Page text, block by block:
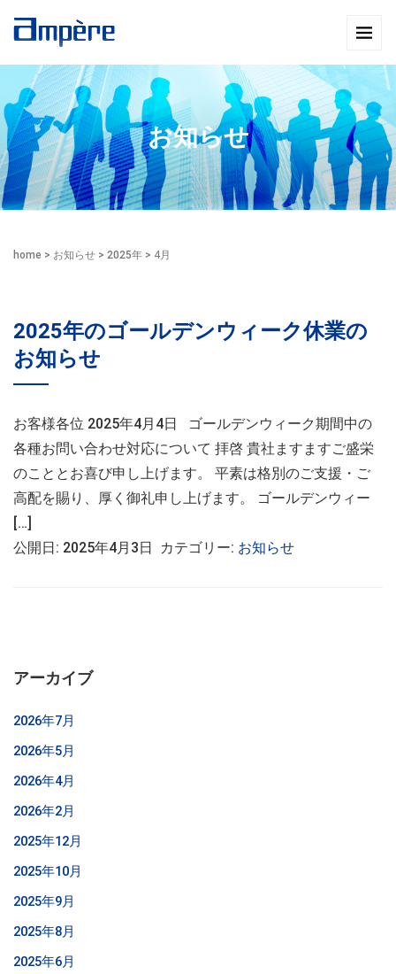
お知らせ
home > お知らせ > 2025年 > 4月
2025年のゴールデンウィーク休業の
お知らせ
お客様各位 2025年4月4日 ゴールデンウィーク期間中の
各種お問い合わせ対応について 拝啓 貴社ますますご盛栄
のこととお喜び申し上げます。 平素は格別のご支援・ご
高配を賜り、厚く御礼申し上げます。 ゴールデンウィー
[…]
公開日: 2025年4月3日 カテゴリー: お知らせ
アーカイブ
2026年7月
2026年5月
2026年4月
2026年2月
2025年12月
2025年10月
2025年9月
2025年8月
2025年6月